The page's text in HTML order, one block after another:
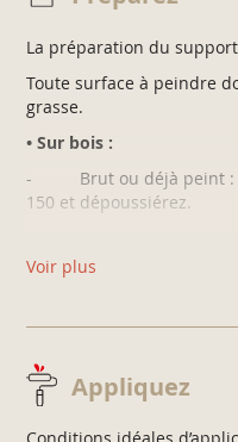
- Haute résistance aux
La préparation du
Toute surface à peindre
grasse.
• Sur bois :
- Brut ou déjà peint :
150 et dépoussiérez.
• Sur fer :
métallique et dépoussiérez.
- Déjà peint : poncez
dépoussiérez.
Voir plus
Appliquez